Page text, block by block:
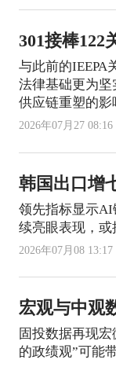
301接棒122
与此前的IEEPA
法律基础更为坚
供应链重塑的影
2026年07月27 08:16
韩国出口增
领先指标显示AI
续亮眼表现，或
2026年07月08 13:17
宏观与中观
固投数据再现
的政绩观”可能